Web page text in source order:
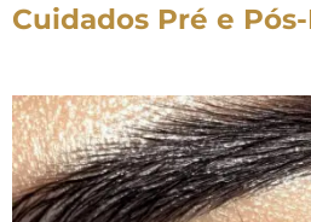
Cuidados Pré e